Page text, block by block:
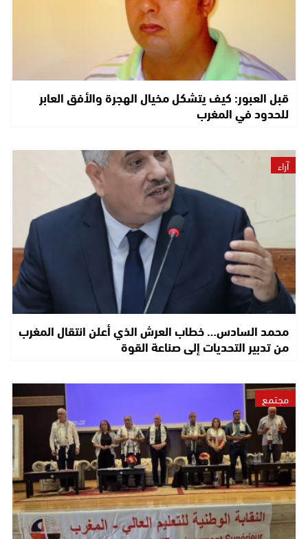
قبل العبور: كيف يتشكل مخيال الهجرة والأفق العابر
للحدود في المغرب
آراء
محمد السادس… خطاب العرش الذي أعلن انتقال المغرب
من تدبير التحديات إلى صناعة القوة
مجتمع